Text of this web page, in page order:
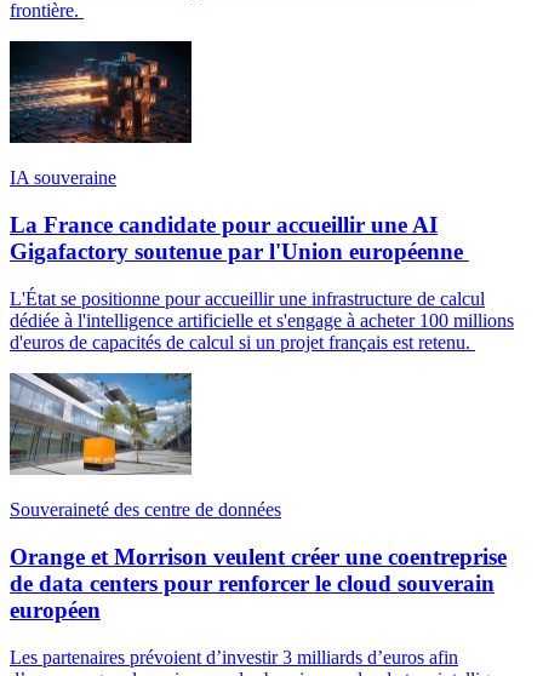
frontière.
IA souveraine
La France candidate pour accueillir une AI
Gigafactory soutenue par l'Union européenne
L'État se positionne pour accueillir une infrastructure de calcul
dédiée à l'intelligence artificielle et s'engage à acheter 100 millions
d'euros de capacités de calcul si un projet français est retenu.
Souveraineté des centre de données
Orange et Morrison veulent créer une coentreprise
de data centers pour renforcer le cloud souverain
européen
Les partenaires prévoient d’investir 3 milliards d’euros afin